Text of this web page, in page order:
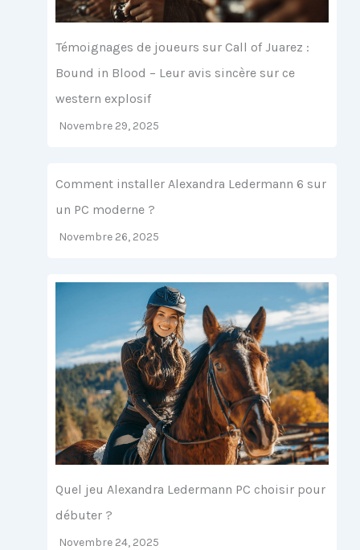
Témoignages de joueurs sur Call of Juarez :
Bound in Blood – Leur avis sincère sur ce
western explosif
Novembre 29, 2025
Comment installer Alexandra Ledermann 6 sur
un PC moderne ?
Novembre 26, 2025
Quel jeu Alexandra Ledermann PC choisir pour
débuter ?
Novembre 24, 2025